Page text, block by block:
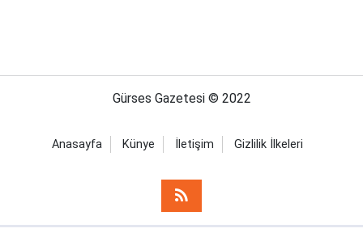
Gürses Gazetesi © 2022
Anasayfa Künye İletişim Gizlilik İlkeleri